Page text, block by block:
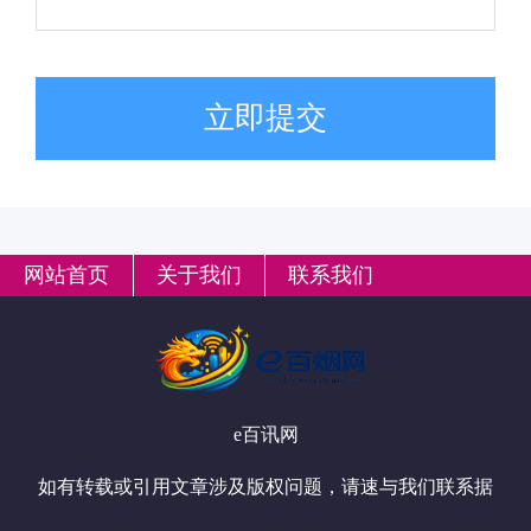
立即提交
网站首页 关于我们 联系我们
e百讯网
如有转载或引用文章涉及版权问题，请速与我们联系据